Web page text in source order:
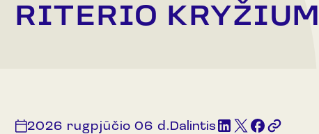
RITERIO
2026 rugpjūčio 06 d.Dalintis